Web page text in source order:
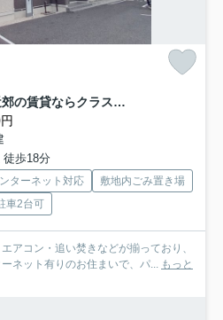
グラシューズ 刈谷市近郊の賃貸ならクラスホーム刈谷店
徒歩18分
ターネット対応
敷地内ごみ置き場
車2台可
アコン・追い焚きなどが揃っており、
ネット有りのお住まいで、パ...
もっと